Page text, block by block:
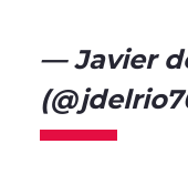
— Javier